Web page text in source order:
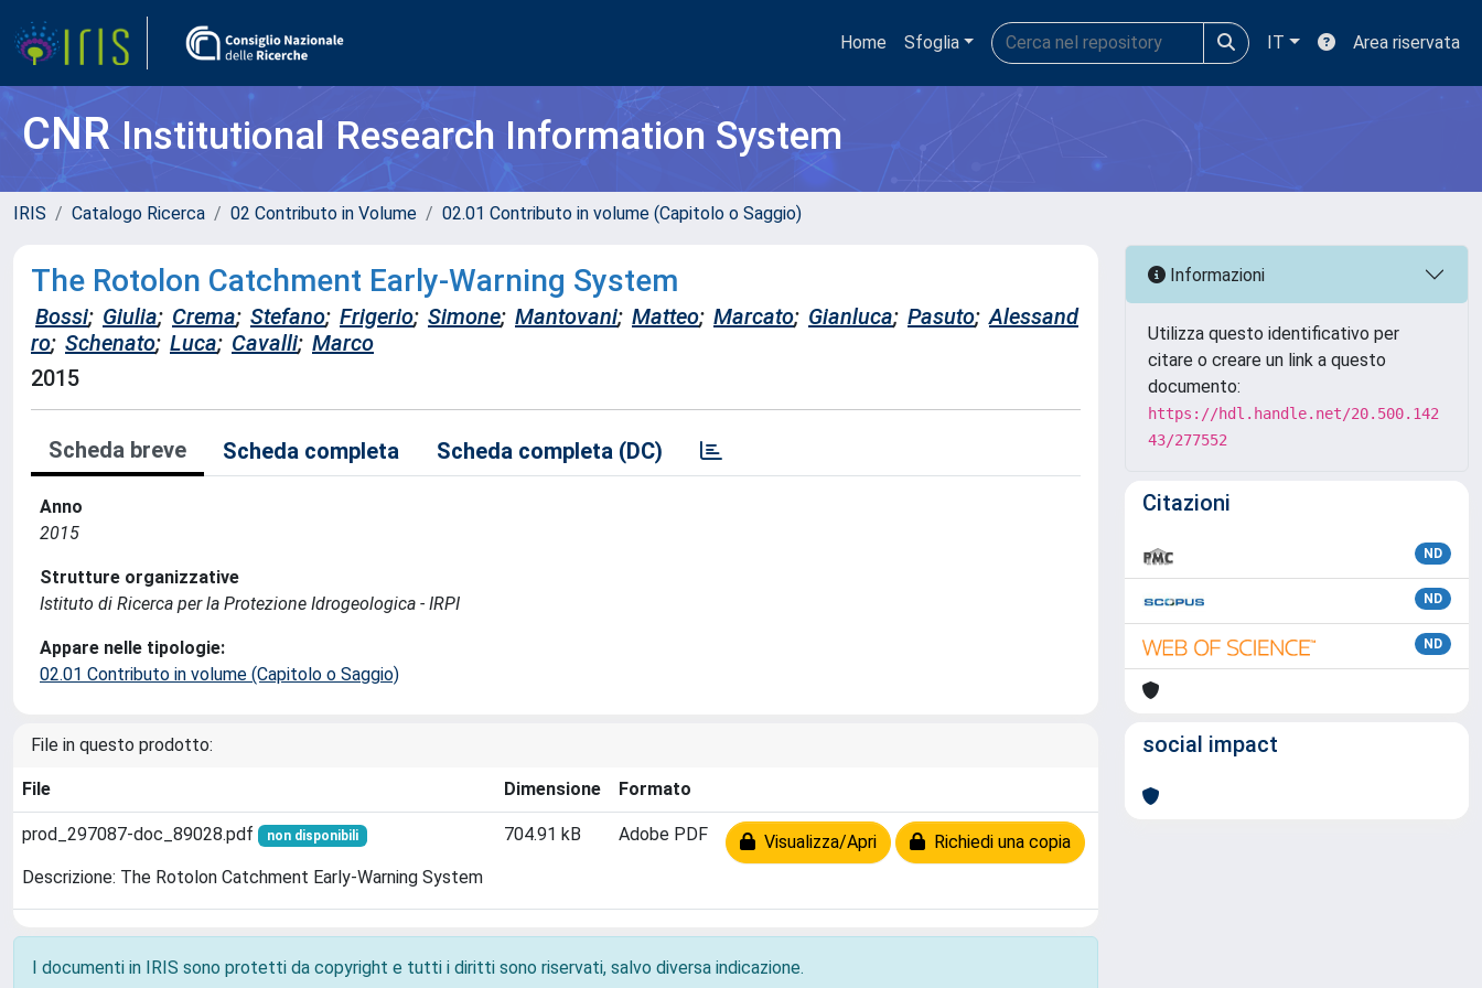
Home Sfoglia IT Area riservata
CNRInstitutional Research Information System
IRIS Catalogo Ricerca 02 Contributo in Volume 02.01 Contributo in volume (Capitolo o Saggio)
The Rotolon Catchment Early-Warning System
Bossi; Giulia; Crema; Stefano; Frigerio; Simone; Mantovani; Matteo; Marcato; Gianluca; Pasuto; Alessand
ro; Schenato; Luca; Cavalli; Marco
2015
Scheda breve Scheda completa Scheda completa (DC)
Anno
2015
Strutture organizzative
Istituto di Ricerca per la Protezione Idrogeologica - IRPI
Appare nelle tipologie:
02.01 Contributo in volume (Capitolo o Saggio)
File in questo prodotto:
File Dimensione Formato
prod_297087-doc_89028.pdf non disponibili
Descrizione: The Rotolon Catchment Early-Warning System
704.91 kB Adobe PDF Visualizza/Apri Richiedi una copia
I documenti in IRIS sono protetti da copyright e tutti i diritti sono riservati, salvo diversa indicazione.
Informazioni
Utilizza questo identificativo per
citare o creare un link a questo
documento:
https://hdl.handle.net/20.500.142
43/277552
Citazioni
ND
ND
ND
social impact